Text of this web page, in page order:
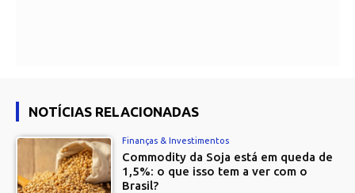
NOTÍCIAS RELACIONADAS
Finanças & Investimentos
Commodity da Soja está em queda de
1,5%: o que isso tem a ver com o
Brasil?